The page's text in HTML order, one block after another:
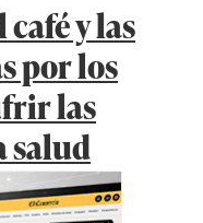
y las
por los
las
salud